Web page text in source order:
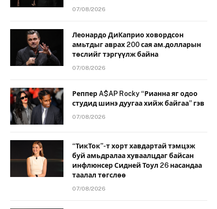
07/08/2026
Леонардо ДиКаприо ховордсон
амьтдыг аврах 200 сая ам.долларын
төслийг тэргүүлж байна
07/08/2026
Реппер A$AP Rocky “Рианна яг одоо
студид шинэ дуугаа хийж байгаа” гэв
07/08/2026
“ТикТок”-т хорт хавдартай тэмцэж
буй амьдралаа хуваалцдаг байсан
инфлюнсер Сидней Тоул 26 насандаа
таалал төгслөө
07/08/2026